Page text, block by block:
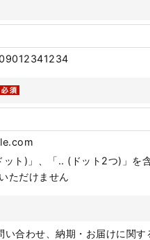
09012341234
ット)」、「.. (ドット2つ)」を
ただけません
い合わせ、納期・お届けに関す